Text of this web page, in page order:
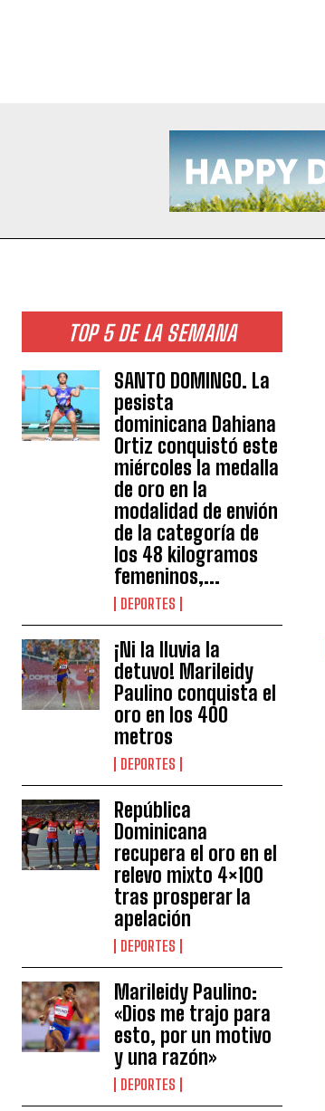
TOP 5 DE LA SEMANA
SANTO DOMINGO. La
pesista
dominicana Dahiana
Ortiz conquistó este
miércoles la medalla
de oro en la
modalidad de envión
de la categoría de
los 48 kilogramos
femeninos,...
DEPORTES
¡Ni la lluvia la
detuvo! Marileidy
Paulino conquista el
oro en los 400
metros
DEPORTES
República
Dominicana
recupera el oro en el
relevo mixto 4×100
tras prosperar la
apelación
DEPORTES
Marileidy Paulino:
«Dios me trajo para
esto, por un motivo
y una razón»
DEPORTES